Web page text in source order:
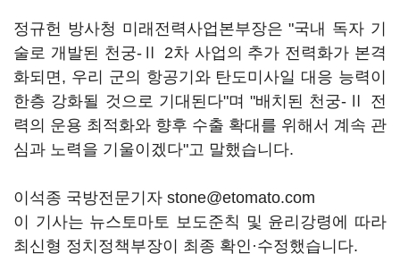
정규헌 방사청 미래전력사업본부장은 "국내 독자 기
술로 개발된 천궁-Ⅱ 2차 사업의 추가 전력화가 본격
화되면, 우리 군의 항공기와 탄도미사일 대응 능력이
한층 강화될 것으로 기대된다"며 "배치된 천궁-Ⅱ 전
력의 운용 최적화와 향후 수출 확대를 위해서 계속 관
심과 노력을 기울이겠다"고 말했습니다.
이석종 국방전문기자 stone@etomato.com
이 기사는 뉴스토마토 보도준칙 및 윤리강령에 따라
최신형 정치정책부장이 최종 확인·수정했습니다.